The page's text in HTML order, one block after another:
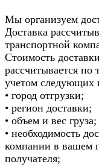
Мы организуем
Доставка
транспортной
Стоимость
рассчитывается
учетом следующих
• город отгрузки;
• регион доставки;
• объем и вес груза;
• необходимость
компании в вашем
получателя;